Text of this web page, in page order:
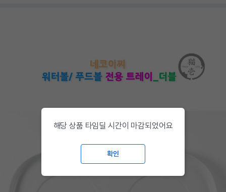
해당 상품 타임딜 시간이 마감되었어요
확인